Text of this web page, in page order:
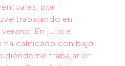
por
trabajando en
verano. En julio el
ha calificado con bajo
trabajar en